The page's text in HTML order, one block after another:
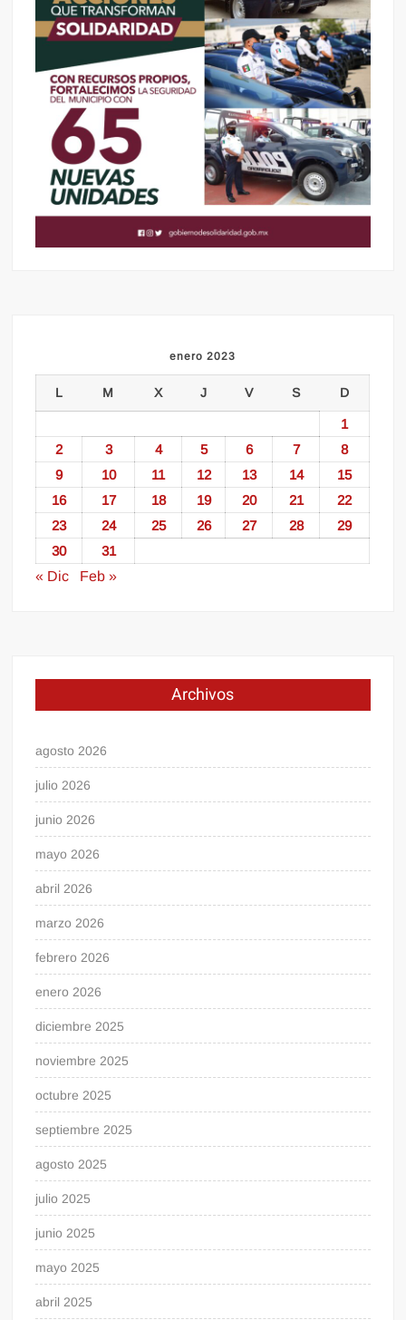
enero 2023
L M X J V S D
1
2
3 4 5 6 7
8
9
10 11 12 13 14
15
16
17 18 19 20 21
22
23
24 25 26 27 28
29
30
31
« Dic
Feb »
Archivos
agosto 2026
julio 2026
junio 2026
mayo 2026
abril 2026
marzo 2026
febrero 2026
enero 2026
diciembre 2025
noviembre 2025
octubre 2025
septiembre 2025
agosto 2025
julio 2025
junio 2025
mayo 2025
abril 2025